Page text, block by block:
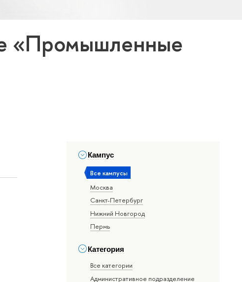
«Промышленные
Кампус
Все кампусы
Москва
Санкт-Петербург
Нижний Новгород
Пермь
Категория
Все категории
Административное подразделение